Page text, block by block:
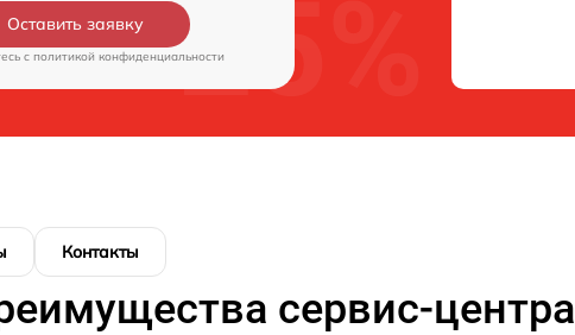
Оставить заявку
c политикой конфиденциальности
Контакты
сервис-центра